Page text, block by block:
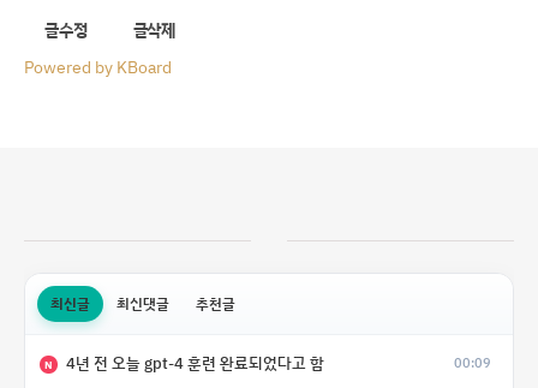
글수정
글삭제
Powered by KBoard
최신글 최신댓글 추천글
N 4년 전 오늘 gpt-4 훈련 완료되었다고 함 00:09